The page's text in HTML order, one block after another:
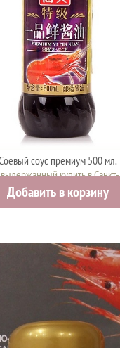
соус премиум 500 мл.
купить в
700 руб.
Добавить в корзину